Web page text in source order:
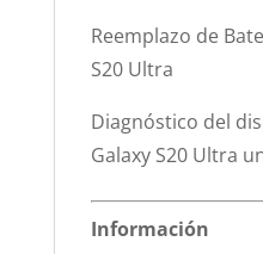
Reemplazo de
S20 Ultra
Diagnóstico del
Galaxy S20 Ultra
Información